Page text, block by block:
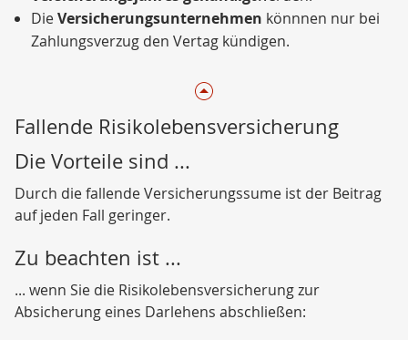
DieVersicherungsunternehmen könnnen nur bei
Zahlungsverzug den Vertag kündigen.
Fallende Risikolebensversicherung
Die Vorteile sind ...
Durch die fallende Versicherungssume ist der Beitrag
auf jeden Fall geringer.
Zu beachten ist ...
... wenn Sie die Risikolebensversicherung zur
Absicherung eines Darlehens abschließen: